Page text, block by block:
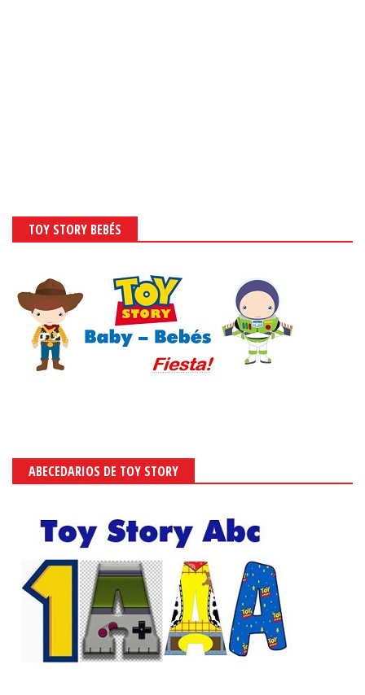
TOY STORY BEBÉS
ABECEDARIOS DE TOY STORY